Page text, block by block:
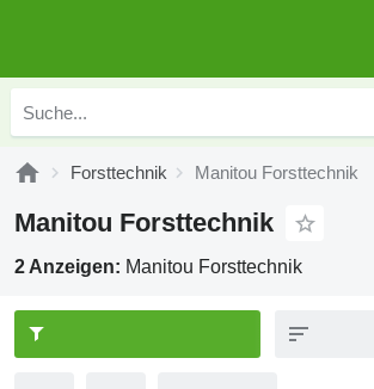
Forsttechnik Manitou Forsttechnik
Manitou Forsttechnik
2 Anzeigen: Manitou Forsttechnik